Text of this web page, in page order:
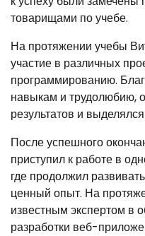
товарищами по учебе.
На протяжении учебы
участие в различных
программированию.
навыкам и трудолюбию,
результатов и
После успешного
приступил к работе в
где продолжил
ценный опыт. На
известным экспертом в
разработки веб-